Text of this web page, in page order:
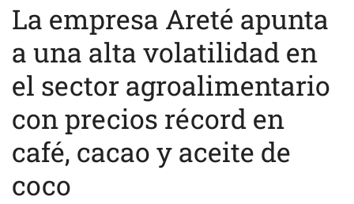
La empresa Areté apunta
a una alta volatilidad en
el sector agroalimentario
con precios récord en
café, cacao y aceite de
coco